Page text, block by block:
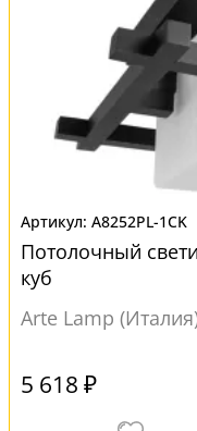
A8252PL-1CK
Потолочный
куб
Arte Lamp
5 618 ₽